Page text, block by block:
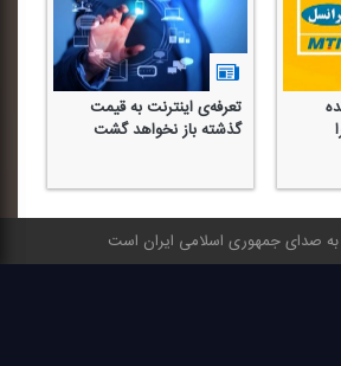
تعرفه‌ی اینترنت به قیمت
گذشته باز نخواهد گشت
صدای جمهوری اسلامی ایران است